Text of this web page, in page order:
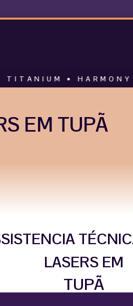
• HARMONY XL
EM TUPÃ
LASERS EM
TUPÃ